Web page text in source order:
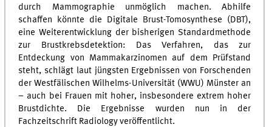
durch Mammographie unmöglich machen. Abhilfe
schaffen könnte die Digitale Brust-Tomosynthese (DBT),
eine Weiterentwicklung der bisherigen Standardmethode
zur Brustkrebsdetektion: Das Verfahren, das zur
Entdeckung von Mammakarzinomen auf dem Prüfstand
steht, schlägt laut jüngsten Ergebnissen von Forschenden
der Westfälischen Wilhelms-Universität (WWU) Münster an
– auch bei Frauen mit hoher, insbesondere extrem hoher
Brustdichte. Die Ergebnisse wurden nun in der
Fachzeitschrift Radiology veröffentlicht.